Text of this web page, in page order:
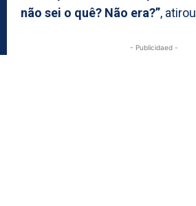
não sei o quê? Não era?”,
- Publicidaed -